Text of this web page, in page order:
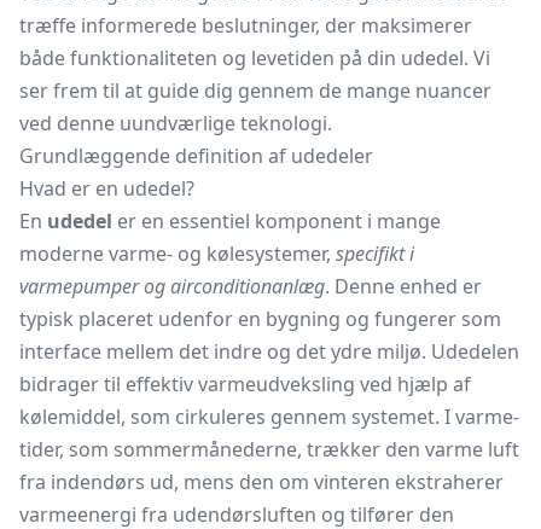
træffe informerede beslutninger, der maksimerer
både funktionaliteten og levetiden på din udedel. Vi
ser frem til at guide dig gennem de mange nuancer
ved denne uundværlige teknologi.
Grundlæggende definition af udedeler
Hvad er en udedel?
En udedel er en essentiel komponent i mange
moderne varme- og kølesystemer, specifikt i
varmepumper og airconditionanlæg. Denne enhed er
typisk placeret udenfor en bygning og fungerer som
interface mellem det indre og det ydre miljø. Udedelen
bidrager til effektiv varmeudveksling ved hjælp af
kølemiddel, som cirkuleres gennem systemet. I varme-
tider, som sommermånederne, trækker den varme luft
fra indendørs ud, mens den om vinteren ekstraherer
varmeenergi fra udendørsluften og tilfører den